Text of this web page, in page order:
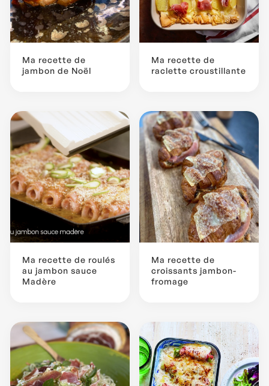
Ma recette de
jambon de Noël
Ma recette de
raclette croustillante
Ma recette de roulés
au jambon sauce
Madère
Ma recette de
croissants jambon-
fromage